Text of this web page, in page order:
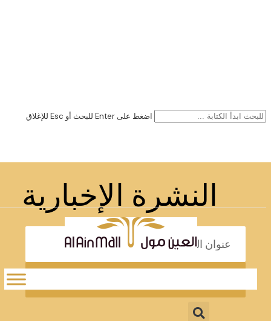
اضغط على Enter للبحث أو Esc للإغلاق
النشرة الإخبارية